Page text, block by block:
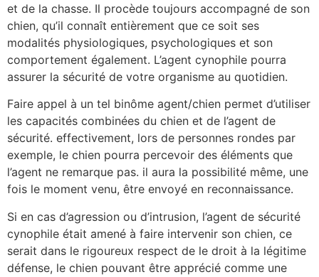
et de la chasse. Il procède toujours accompagné de son
chien, qu’il connaît entièrement que ce soit ses
modalités physiologiques, psychologiques et son
comportement également. L’agent cynophile pourra
assurer la sécurité de votre organisme au quotidien.
Faire appel à un tel binôme agent/chien permet d’utiliser
les capacités combinées du chien et de l’agent de
sécurité. effectivement, lors de personnes rondes par
exemple, le chien pourra percevoir des éléments que
l’agent ne remarque pas. il aura la possibilité même, une
fois le moment venu, être envoyé en reconnaissance.
Si en cas d’agression ou d’intrusion, l’agent de sécurité
cynophile était amené à faire intervenir son chien, ce
serait dans le rigoureux respect de le droit à la légitime
défense, le chien pouvant être apprécié comme une